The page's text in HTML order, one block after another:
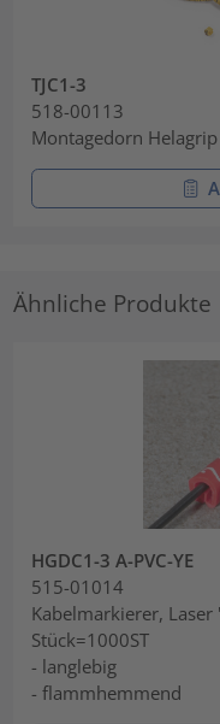
TJC1-3
518-00113
Montagedorn Helagrip
Ähnliche Produkte
HGDC1-3 A-PVC-YE
515-01014
Kabelmarkierer,
Stück=1000ST
- langlebig
- flammhemmend